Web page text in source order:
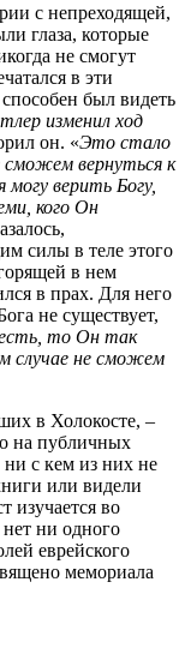
с непреходящей,
глаза, которые
не смогут
в эти
был видеть
изменил ход
он. «Это стало
вернуться к
верить Богу,
кого Он
силы в теле этого
в нем
в прах. Для него
не существует,
есть, то Он так
случае не сможем
в Холокосте, –
на публичных
с кем из них не
или видели
изучается во
ни одного
еврейского
мемориала